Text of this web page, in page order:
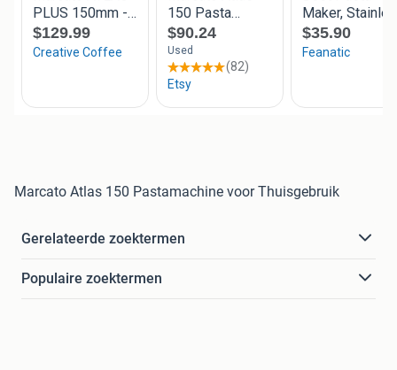
Marcato Atlas 150 Pastamachine voor Thuisgebruik
Gerelateerde zoektermen
Populaire zoektermen